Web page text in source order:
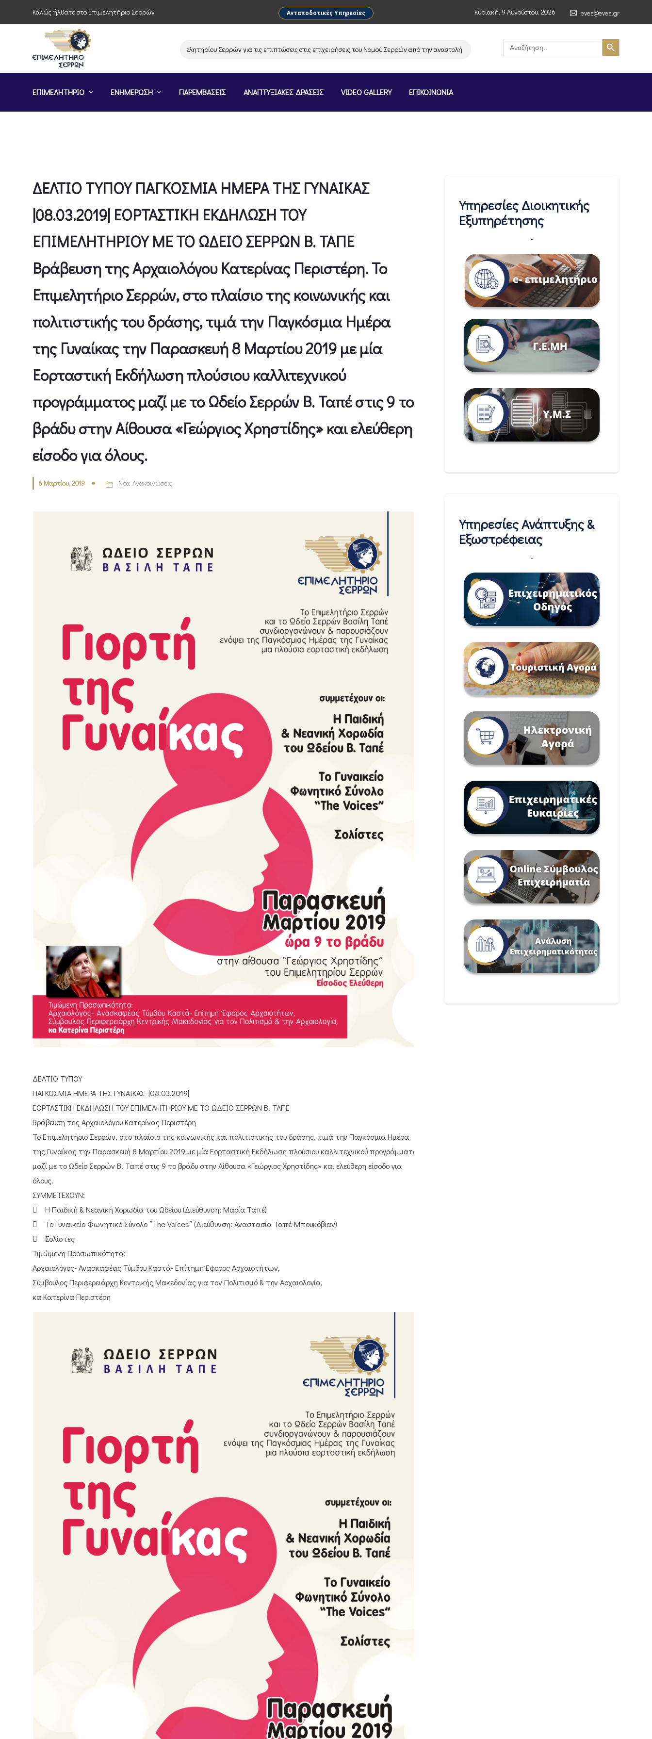
Καλώς ήλθατε στο Επιμελητήριο Σερρών Ανταποδοτικές Υπηρεσίες Κυριακή, 9 Αυγούστου, 2026 eves@eves.gr
Παρέμβαση του Επιμελητηρίου Σερρών για τις επιπτώσεις στις επιχειρήσεις του Νομού Σερρών από την αναστολή λειτουργίας της αλυσίδας σούπερ μάρκετ MERE στην Ελλάδα –
Search
for:
Search Button
ΕΠΙΜΕΛΗΤΗΡΙΟ ΕΝΗΜΕΡΩΣΗ ΠΑΡΕΜΒΑΣΕΙΣ ΑΝΑΠΤΥΞΙΑΚΕΣ ΔΡΑΣΕΙΣ VIDEO GALLERY ΕΠΙΚΟΙΝΩΝΙΑ
ΔΕΛΤΙΟ ΤΥΠΟΥ ΠΑΓΚΟΣΜΙΑ ΗΜΕΡΑ ΤΗΣ ΓΥΝΑΙΚΑΣ
|08.03.2019| ΕΟΡΤΑΣΤΙΚΗ ΕΚΔΗΛΩΣΗ ΤΟΥ
ΕΠΙΜΕΛΗΤΗΡΙΟΥ ΜΕ ΤΟ ΩΔΕΙΟ ΣΕΡΡΩΝ Β. ΤΑΠΕ
Βράβευση της Αρχαιολόγου Κατερίνας Περιστέρη. Το
Επιμελητήριο Σερρών, στο πλαίσιο της κοινωνικής και
πολιτιστικής του δράσης, τιμά την Παγκόσμια Ημέρα
της Γυναίκας την Παρασκευή 8 Μαρτίου 2019 με μία
Εορταστική Εκδήλωση πλούσιου καλλιτεχνικού
προγράμματος μαζί με το Ωδείο Σερρών Β. Ταπέ στις 9 το
βράδυ στην Αίθουσα «Γεώργιος Χρηστίδης» και ελεύθερη
είσοδο για όλους.
6 Μαρτίου, 2019 Νέα-Ανακοινώσεις
ΔΕΛΤΙΟ ΤΥΠΟΥ
ΠΑΓΚΟΣΜΙΑ ΗΜΕΡΑ ΤΗΣ ΓΥΝΑΙΚΑΣ |08.03.2019|
ΕΟΡΤΑΣΤΙΚΗ ΕΚΔΗΛΩΣΗ ΤΟΥ ΕΠΙΜΕΛΗΤΗΡΙΟΥ ΜΕ ΤΟ ΩΔΕΙΟ ΣΕΡΡΩΝ Β. ΤΑΠΕ
Βράβευση της Αρχαιολόγου Κατερίνας Περιστέρη
Το Επιμελητήριο Σερρών, στο πλαίσιο της κοινωνικής και πολιτιστικής του δράσης, τιμά την Παγκόσμια Ημέρα
της Γυναίκας την Παρασκευή 8 Μαρτίου 2019 με μία Εορταστική Εκδήλωση πλούσιου καλλιτεχνικού προγράμματος
μαζί με το Ωδείο Σερρών Β. Ταπέ στις 9 το βράδυ στην Αίθουσα «Γεώργιος Χρηστίδης» και ελεύθερη είσοδο για
όλους.
ΣΥΜΜΕΤΕΧΟΥΝ:
 Η Παιδική & Νεανική Χορωδία του Ωδείου (Διεύθυνση: Μαρία Ταπέ)
 Το Γυναικείο Φωνητικό Σύνολο ’’The Voices’’ (Διεύθυνση: Αναστασία Ταπέ-Μπουκόβιαν)
 Σολίστες
Τιμώμενη Προσωπικότητα:
Αρχαιολόγος- Ανασκαφέας Τύμβου Καστά- Επίτημη Έφορος Αρχαιοτήτων,
Σύμβουλος Περιφερειάρχη Κεντρικής Μακεδονίας για τον Πολιτισμό & την Αρχαιολογία,
κα Κατερίνα Περιστέρη
Υπηρεσίες Διοικητικής
Εξυπηρέτησης
-
Υπηρεσίες Ανάπτυξης &
Εξωστρέφειας
-